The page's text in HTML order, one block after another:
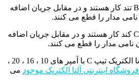
فیوز مینیاتوری تیپ های B تند کار هستند و در مقابل جریان اضافه
فیوز مینیاتوری تیپ های C کند کار هستند و در مقابل جریان اضافه
کلید مینیاتوری چهار پل دنا الکتریک تیپ C با آمپر های 10 ، 16 ، 20 ،
فروشگاه اینترنتی آلتا الکتریک موجود می